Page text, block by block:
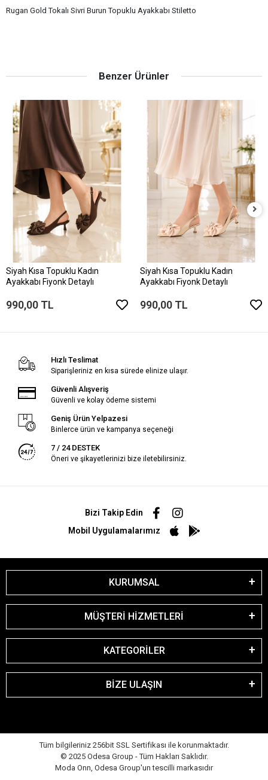
Rugan Gold Tokalı Sivri Burun Topuklu Ayakkabı Stiletto
Benzer Ürünler
Siyah Kısa Topuklu Kadın
Ayakkabı Fiyonk Detaylı
990,00 TL
Siyah Kısa Topuklu Kadın
Ayakkabı Fiyonk Detaylı
990,00 TL
Hızlı Teslimat
Siparişleriniz en kısa sürede elinize ulaşır.
Güvenli Alışveriş
Güvenli ve kolay ödeme sistemi
Geniş Ürün Yelpazesi
Binlerce ürün ve kampanya seçeneği
7 / 24 DESTEK
Öneri ve şikayetlerinizi bize iletebilirsiniz.
Bizi Takip Edin
Mobil Uygulamalarımız
KURUMSAL
MÜŞTERİ HİZMETLERİ
KATEGORİLER
BİZE ULAŞIN
Tüm bilgileriniz 256bit SSL Sertifikası ile korunmaktadır.
© 2025 Odesa Group - Tüm Hakları Saklıdır.
Moda Onn, Odesa Group'un tescilli markasıdır